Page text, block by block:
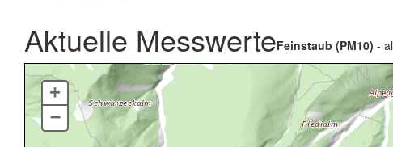
Aktuelle MesswerteFeinstaub (PM10) -
+
–